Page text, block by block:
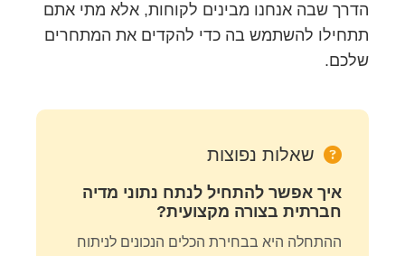
הדרך שבה אנחנו מבינים לקוחות, אלא מתי אתם
תתחילו להשתמש בה כדי להקדים את המתחרים
שלכם.
שאלות נפוצות
איך אפשר להתחיל לנתח נתוני מדיה
חברתית בצורה מקצועית?
ההתחלה היא בבחירת הכלים הנכונים לניתוח